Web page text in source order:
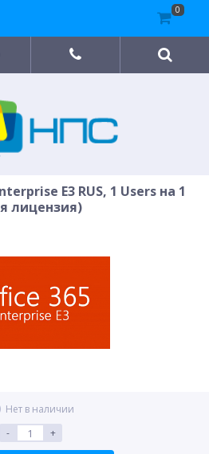
E3 RUS, 1 Users на 1
лицензия)
Нет в наличии
-
+
0